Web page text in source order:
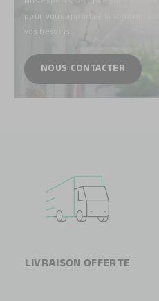
Nos experts sécurité sont à votre
pour vous apporter la solution
vos besoins.
NOUS CONTACTER
LIVRAISON OFFERTE